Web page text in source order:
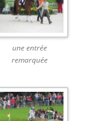
une entrée
remarquée